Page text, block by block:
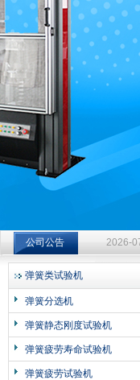
济南中创工业测试系统有限公司
公司公告 2026-
钻杆扭转
2026-
钻杆扭转
2026-
弹簧类试验机
弹簧分选机
弹簧静态刚度试验机
弹簧疲劳寿命试验机
弹簧疲劳试验机